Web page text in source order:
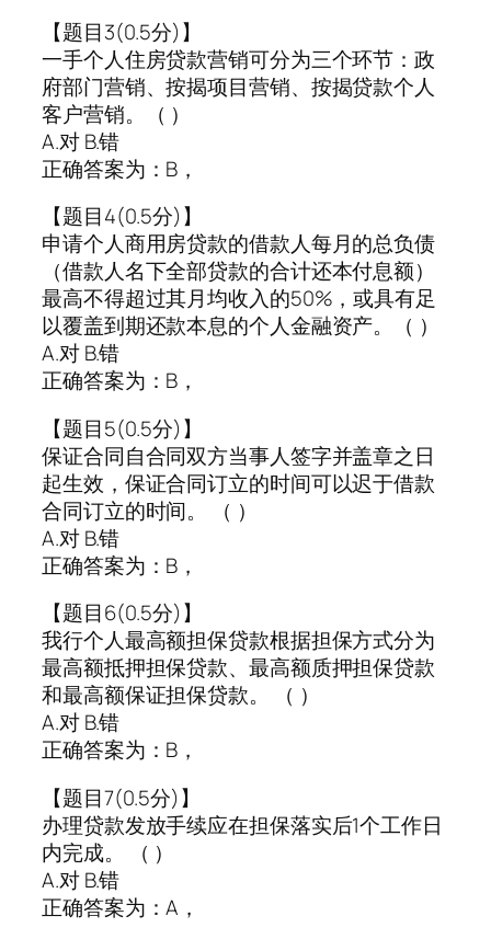
【题目3(0.5分)】
一手个人住房贷款营销可分为三个环节：政
府部门营销、按揭项目营销、按揭贷款个人
客户营销。（ ）
A.对 B.错
正确答案为：B，
【题目4(0.5分)】
申请个人商用房贷款的借款人每月的总负债
（借款人名下全部贷款的合计还本付息额）
最高不得超过其月均收入的50%，或具有足
以覆盖到期还款本息的个人金融资产。（ ）
A.对 B.错
正确答案为：B，
【题目5(0.5分)】
保证合同自合同双方当事人签字并盖章之日
起生效，保证合同订立的时间可以迟于借款
合同订立的时间。 （ ）
A.对 B.错
正确答案为：B，
【题目6(0.5分)】
我行个人最高额担保贷款根据担保方式分为
最高额抵押担保贷款、最高额质押担保贷款
和最高额保证担保贷款。 （ ）
A.对 B.错
正确答案为：B，
【题目7(0.5分)】
办理贷款发放手续应在担保落实后1个工作日
内完成。 （ ）
A.对 B.错
正确答案为：A，